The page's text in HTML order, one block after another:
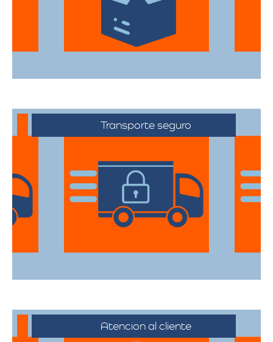
durante el traslado.
Transporte seguro
Los vehículos están equipados con
tecnología avanzada para asegurar que
cada artículo llegue en perfecto estado a
su destino.
Atencion al cliente